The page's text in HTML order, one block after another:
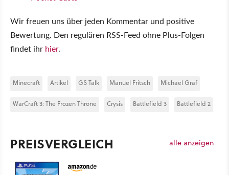
Wir freuen uns über jeden Kommentar und positive
Bewertung. Den regulären RSS-Feed ohne Plus-Folgen
findet ihr hier.
Minecraft Artikel GS Talk Manuel Fritsch Michael Graf
WarCraft 3: The Frozen Throne Crysis Battlefield 3 Battlefield 2
PREISVERGLEICH alle anzeigen